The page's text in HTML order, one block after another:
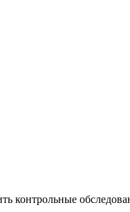
контрольные